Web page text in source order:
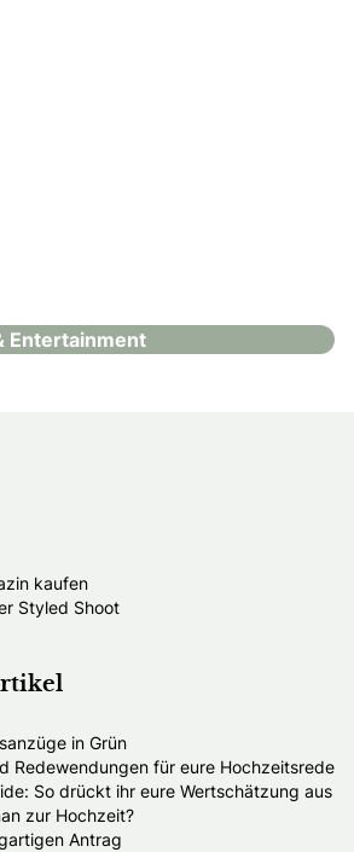
Entertainment
kaufen
Styled Shoot
in Grün
Redewendungen für eure Hochzeitsrede
So drückt ihr eure Wertschätzung aus
zur Hochzeit?
Antrag